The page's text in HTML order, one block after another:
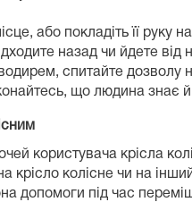
або покладіть її руку
назад чи йдете від
спитайте дозволу
що людина знає й
користувача крісла
крісло колісне чи на
допомоги під час